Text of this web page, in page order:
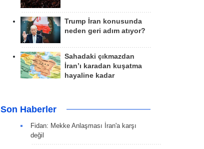
Trump İran konusunda
neden geri adım atıyor?
Sahadaki çıkmazdan
İran’ı karadan kuşatma
hayaline kadar
Son Haberler
Fidan: Mekke Anlaşması İran'a karşı
değil